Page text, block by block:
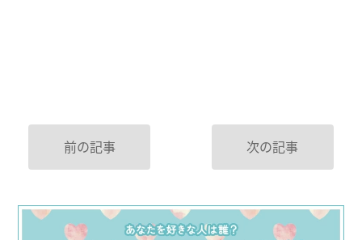
前の記事 次の記事